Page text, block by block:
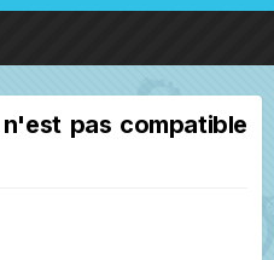
pas compatible